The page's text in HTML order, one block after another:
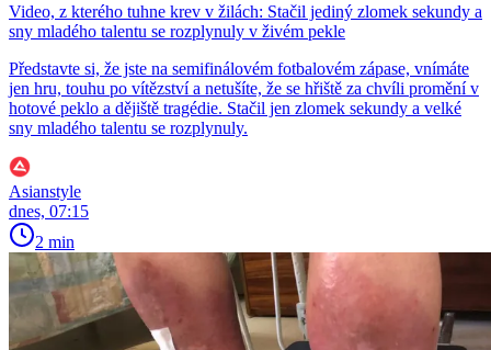
Video, z kterého tuhne krev v žilách: Stačil jediný zlomek sekundy a
sny mladého talentu se rozplynuly v živém pekle
Představte si, že jste na semifinálovém fotbalovém zápase, vnímáte
jen hru, touhu po vítězství a netušíte, že se hřiště za chvíli promění v
hotové peklo a dějiště tragédie. Stačil jen zlomek sekundy a velké
sny mladého talentu se rozplynuly.
Asianstyle
dnes, 07:15
2 min